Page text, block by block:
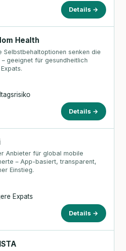
Details →
Health
Selbstbehaltoptionen senken die
– geeignet für gesundheitlich
Details →
Anbieter für global mobile
– App-basiert, transparent,
Einstieg.
Expats
Details →